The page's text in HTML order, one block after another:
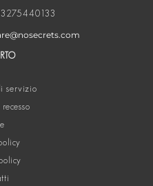
servizio